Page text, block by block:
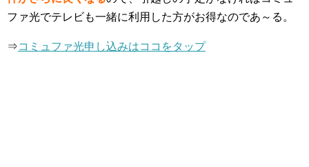
ファ光でテレビも一緒に利用した方がお得なのであ～る。
⇒コミュファ光申し込みはココをタップ